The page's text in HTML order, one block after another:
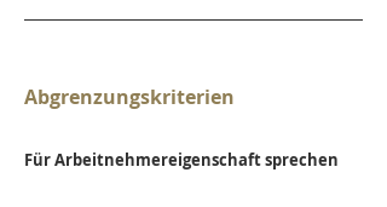
Abgrenzungskriterien
Für Arbeitnehmereigenschaft sprechen